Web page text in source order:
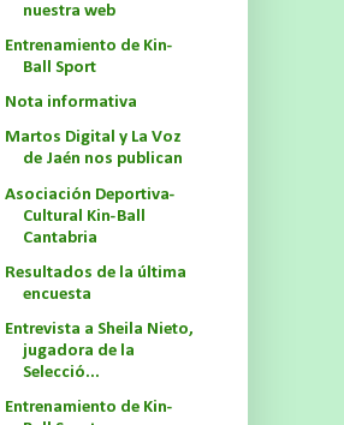
nuestra web
Entrenamiento de Kin-
Ball Sport
Nota informativa
Martos Digital y La Voz
de Jaén nos publican
Asociación Deportiva-
Cultural Kin-Ball
Cantabria
Resultados de la última
encuesta
Entrevista a Sheila Nieto,
jugadora de la
Selecció...
Entrenamiento de Kin-